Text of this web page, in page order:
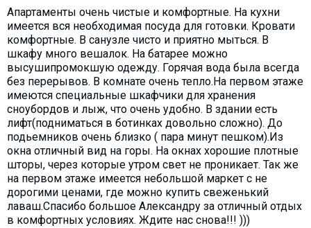
Апартаменты очень чистые и комфортные. На кухни
имеется вся необходимая посуда для готовки. Кровати
комфортные. В санузле чисто и приятно мыться. В
шкафу много вешалок. На батарее можно
высушипромокшую одежду. Горячая вода была всегда
без перерывов. В комнате очень тепло.На первом этаже
имеются специальные шкафчики для хранения
сноубордов и лыж, что очень удобно. В здании есть
лифт(подниматься в ботинках довольно сложно). До
подьемников очень близко ( пара минут пешком).Из
окна отличный вид на горы. На окнах хорошие плотные
шторы, через которые утром свет не проникает. Так же
на первом этаже имеется небольшой маркет с не
дорогими ценами, где можно купить свеженький
лаваш.Спасибо большое Александру за отличный отдых
в комфортных условиях. Ждите нас снова!!! )))